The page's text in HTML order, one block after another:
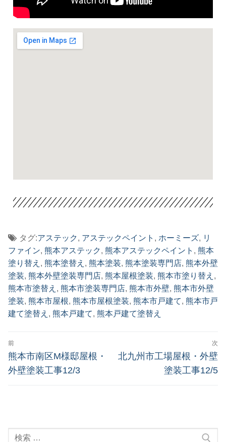
タグ:アステック , アステックペイント , ホーミーズ, リ
ファイン, 熊本アステック , 熊本アステックペイント , 熊本
塗り替え , 熊本塗替え , 熊本塗装, 熊本塗装専門店, 熊本外壁
塗装, 熊本外壁塗装専門店, 熊本屋根塗装, 熊本市塗り替え ,
熊本市塗替え , 熊本市塗装専門店, 熊本市外壁, 熊本市外壁
塗装, 熊本市屋根, 熊本市屋根塗装, 熊本市戸建て, 熊本市戸
建て塗替え , 熊本戸建て, 熊本戸建て塗替え
前
熊本市南区M様邸屋根・
外壁塗装工事12/3
次
北九州市工場屋根・外壁
塗装工事12/5